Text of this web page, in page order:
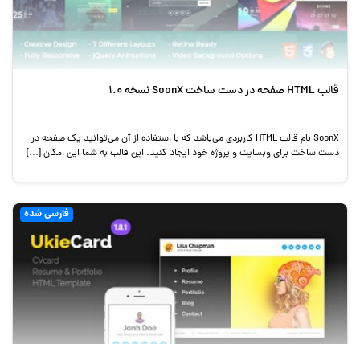
قالب HTML صفحه در دست ساخت SoonX نسخه 1.0
SoonX نام قالب HTML کاربردی می‌باشد که با استفاده از آن می‌توانید یک صفحه در
دست ساخت برای وبسایت و پروژه خود ایجاد کنید. این قالب به شما این امکان […]
فارسی شده